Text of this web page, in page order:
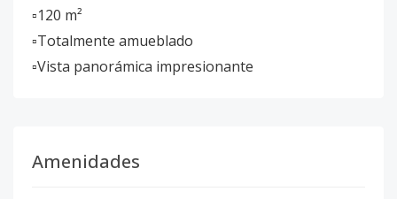
▫️120 m²
▫️Totalmente amueblado
▫️Vista panorámica impresionante
Amenidades